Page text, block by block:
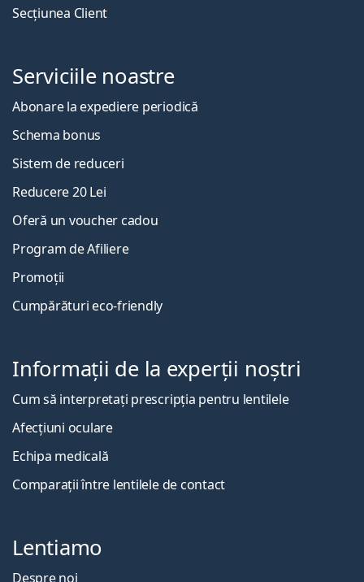
Secțiunea Client
Serviciile noastre
Abonare la expediere periodică
Schema bonus
Sistem de reduceri
Reducere 20 Lei
Oferă un voucher cadou
Program de Afiliere
Promoții
Cumpărături eco-friendly
Informații de la experții noștri
Cum să interpretați prescripția pentru lentilele
Afecțiuni oculare
Echipa medicală
Comparații între lentilele de contact
Lentiamo
Despre noi